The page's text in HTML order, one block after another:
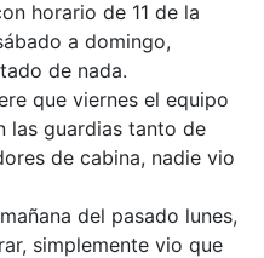
horario de 11 de la
a domingo,
de nada.
que viernes el equipo
las guardias tanto de
de cabina, nadie vio
del pasado lunes,
simplemente vio que